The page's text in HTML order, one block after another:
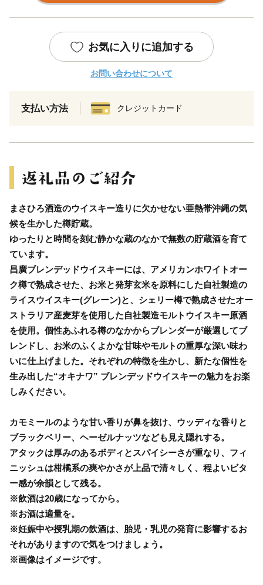
お気に入りに追加する
お問い合わせについて
支払い方法 クレジットカード
まさひろ酒造のウイスキー造りに欠かせない亜熱帯沖縄の気
候を生かした樽貯蔵。
ゆったりと時間を刻む静かな蔵のなかで無数の貯蔵酒を育て
ています。
昌廣ブレンデッドウイスキーには、アメリカンホワイトオー
ク樽で熟成させた、お米と発芽玄米を原料にした自社製造の
ライスウイスキー(グレーン)と、シェリー樽で熟成させたオー
ストラリア産麦芽を使用した自社製造モルトウイスキー原酒
を使用。個性あふれる樽のなかからブレンダーが厳選してブ
レンドし、お米のふくよかな甘味やモルトの重厚な深い味わ
いに仕上げました。それぞれの特徴を生かし、新たな個性を
生み出した“オキナワ” ブレンデッドウイスキーの魅力をお楽
しみください。
カモミールのような甘い香りが鼻を抜け、ウッディな香りと
ブラックベリー、ヘーゼルナッツなども見え隠れする。
アタックは厚みのあるボディとスパイシーさが重なり、フィ
ニッシュは柑橘系の爽やかさが上品で清々しく、程よいビタ
ー感が余韻として残る。
※飲酒は20歳になってから。
※お酒は適量を。
※妊娠中や授乳期の飲酒は、胎児・乳児の発育に影響するお
それがありますので気をつけましょう。
※画像はイメージです。